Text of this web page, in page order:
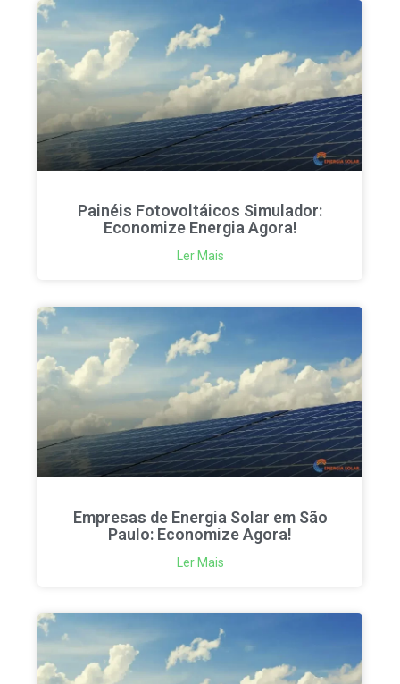
Painéis Fotovoltáicos Simulador:
Economize Energia Agora!
Ler Mais
Empresas de Energia Solar em São
Paulo: Economize Agora!
Ler Mais